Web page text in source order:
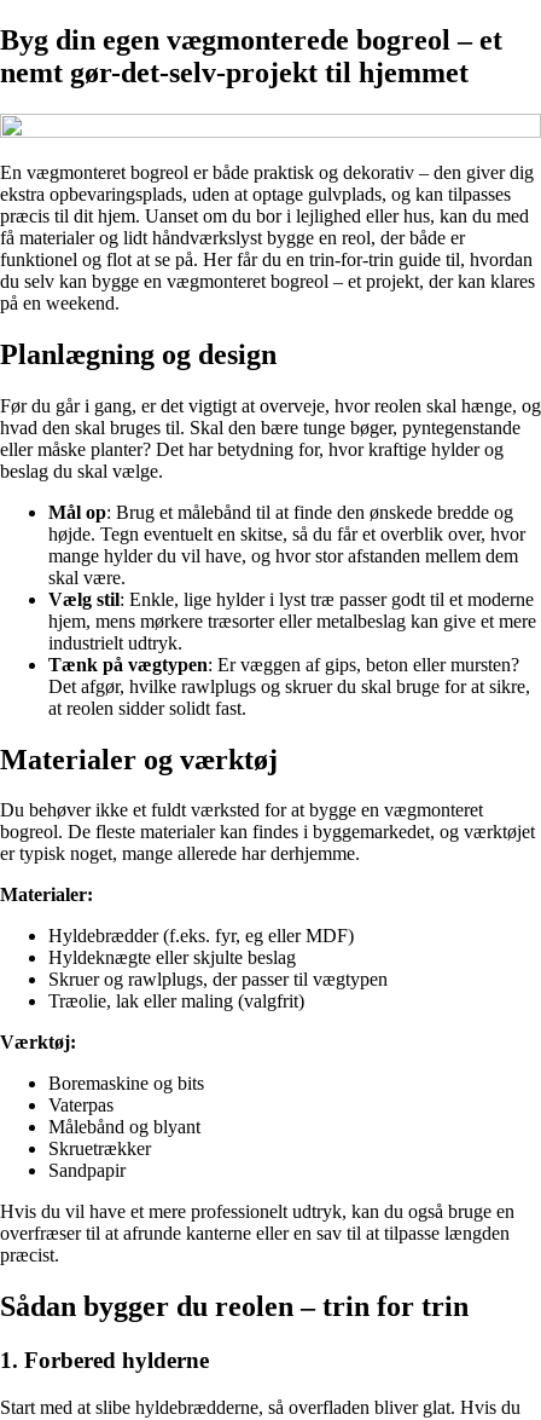
Byg din egen vægmonterede bogreol – et
nemt gør-det-selv-projekt til hjemmet
En vægmonteret bogreol er både praktisk og dekorativ – den giver dig
ekstra opbevaringsplads, uden at optage gulvplads, og kan tilpasses
præcis til dit hjem. Uanset om du bor i lejlighed eller hus, kan du med
få materialer og lidt håndværkslyst bygge en reol, der både er
funktionel og flot at se på. Her får du en trin-for-trin guide til, hvordan
du selv kan bygge en vægmonteret bogreol – et projekt, der kan klares
på en weekend.
Planlægning og design
Før du går i gang, er det vigtigt at overveje, hvor reolen skal hænge, og
hvad den skal bruges til. Skal den bære tunge bøger, pyntegenstande
eller måske planter? Det har betydning for, hvor kraftige hylder og
beslag du skal vælge.
Mål op: Brug et målebånd til at finde den ønskede bredde og
højde. Tegn eventuelt en skitse, så du får et overblik over, hvor
mange hylder du vil have, og hvor stor afstanden mellem dem
skal være.
Vælg stil: Enkle, lige hylder i lyst træ passer godt til et moderne
hjem, mens mørkere træsorter eller metalbeslag kan give et mere
industrielt udtryk.
Tænk på vægtypen: Er væggen af gips, beton eller mursten?
Det afgør, hvilke rawlplugs og skruer du skal bruge for at sikre,
at reolen sidder solidt fast.
Materialer og værktøj
Du behøver ikke et fuldt værksted for at bygge en vægmonteret
bogreol. De fleste materialer kan findes i byggemarkedet, og værktøjet
er typisk noget, mange allerede har derhjemme.
Materialer:
Hyldebrædder (f.eks. fyr, eg eller MDF)
Hyldeknægte eller skjulte beslag
Skruer og rawlplugs, der passer til vægtypen
Træolie, lak eller maling (valgfrit)
Værktøj:
Boremaskine og bits
Vaterpas
Målebånd og blyant
Skruetrækker
Sandpapir
Hvis du vil have et mere professionelt udtryk, kan du også bruge en
overfræser til at afrunde kanterne eller en sav til at tilpasse længden
præcist.
Sådan bygger du reolen – trin for trin
1. Forbered hylderne
Start med at slibe hyldebrædderne, så overfladen bliver glat. Hvis du